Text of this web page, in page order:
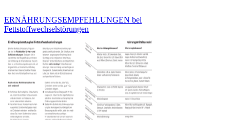
ERNÄHRUNGSEMPFEHLUNGEN bei
Fettstoffwechselstörungen